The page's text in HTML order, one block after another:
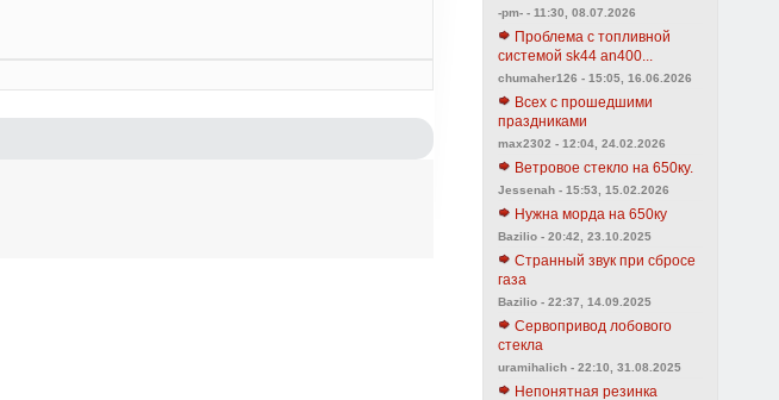
-pm- - 11:30, 08.07.2026
Проблема с топливной
системой sk44 an400...
chumaher126 - 15:05, 16.06.2026
Всех с прошедшими
праздниками
max2302 - 12:04, 24.02.2026
Ветровое стекло на 650ку.
Jessenah - 15:53, 15.02.2026
Нужна морда на 650ку
Bazilio - 20:42, 23.10.2025
Странный звук при сбросе
газа
Bazilio - 22:37, 14.09.2025
Сервопривод лобового
стекла
uramihalich - 22:10, 31.08.2025
Непонятная резинка